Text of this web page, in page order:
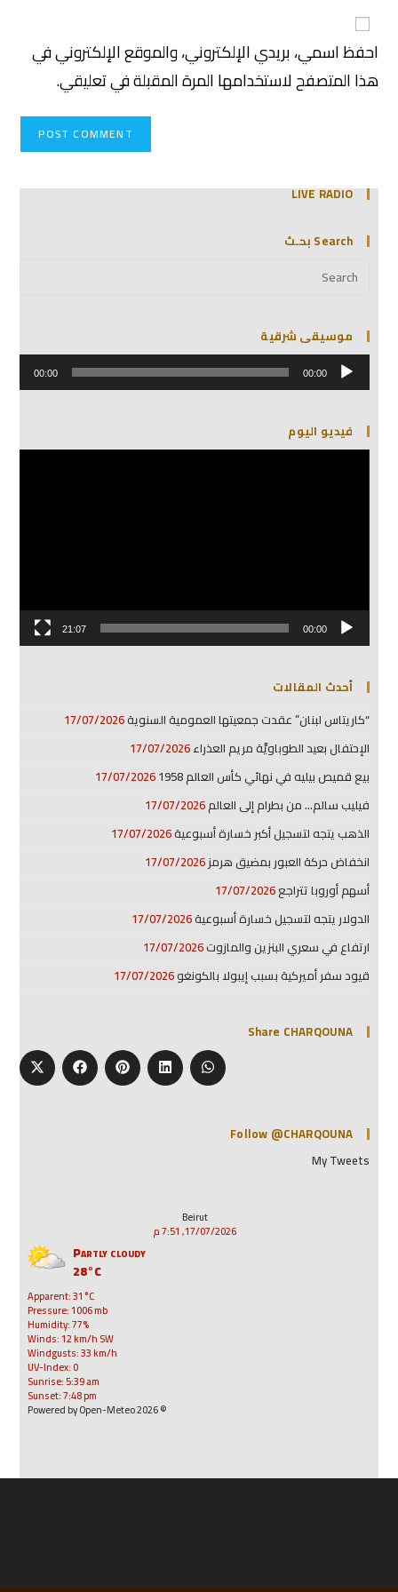
احفظ اسمي، بريدي الإلكتروني، والموقع الإلكتروني في
هذا المتصفح لاستخدامها المرة المقبلة في تعليقي.
LIVE RADIO
Search بحـث
موسيقى شرقية
مشغل
الصوت 00:00
00:00
فيديو اليوم
مشغل
00:00
21:07
أحدث المقالات
“كاريتاس لبنان” عقدت جمعيتها العمومية السنوية17/07/2026
الإحتفال بعيد الطوباويَّة مريم العذراء17/07/2026
بيع قميص بيليه في نهائي كأس العالم 1958
17/07/2026
فيليب سالم… من بطرام إلى العالم17/07/2026
الذهب يتجه لتسجيل أكبر خسارة أسبوعية17/07/2026
انخفاض حركة العبور بمضيق هرمز17/07/2026
أسهم أوروبا تتراجع17/07/2026
الدولار يتجه لتسجيل خسارة أسبوعية17/07/2026
ارتفاع في سعري البنزين والمازوت17/07/2026
قيود سفر أميركية بسبب إيبولا بالكونغو17/07/2026
Share CHARQOUNA
Follow @CHARQOUNA
My Tweets
Beirut
17/07/2026, 7:51 م
Partly cloudy
28°C
Apparent: 31°C
Pressure: 1006 mb
Humidity: 77%
Winds: 12 km/h SW
Windgusts: 33 km/h
UV-Index: 0
Sunrise: 5:39 am
Sunset: 7:48 pm
© 2026 Powered by Open-Meteo